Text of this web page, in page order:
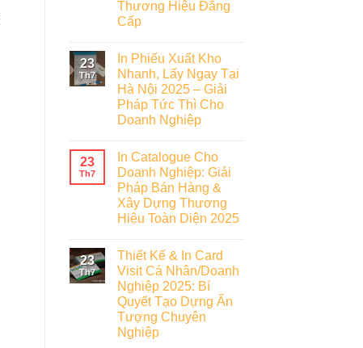
Thương Hiệu Đẳng
Cấp
23
Th7
In Phiếu Xuất Kho
Nhanh, Lấy Ngay Tại
Hà Nội 2025 – Giải
Pháp Tức Thì Cho
Doanh Nghiệp
23
Th7
In Catalogue Cho
Doanh Nghiệp: Giải
Pháp Bán Hàng &
Xây Dựng Thương
Hiệu Toàn Diện 2025
23
Th7
Thiết Kế & In Card
Visit Cá Nhân/Doanh
Nghiệp 2025: Bí
Quyết Tạo Dựng Ấn
Tượng Chuyên
Nghiệp